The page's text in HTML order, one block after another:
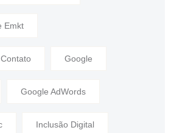
Emkt
Google
Google AdWords
Inclusão Digital